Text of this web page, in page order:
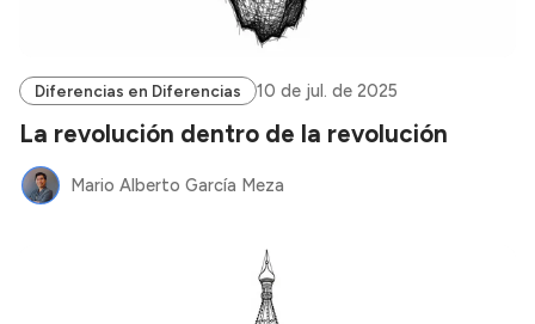
Diferencias en Diferencias 10 de jul. de 2025
La revolución dentro de la revolución
Mario Alberto García Meza